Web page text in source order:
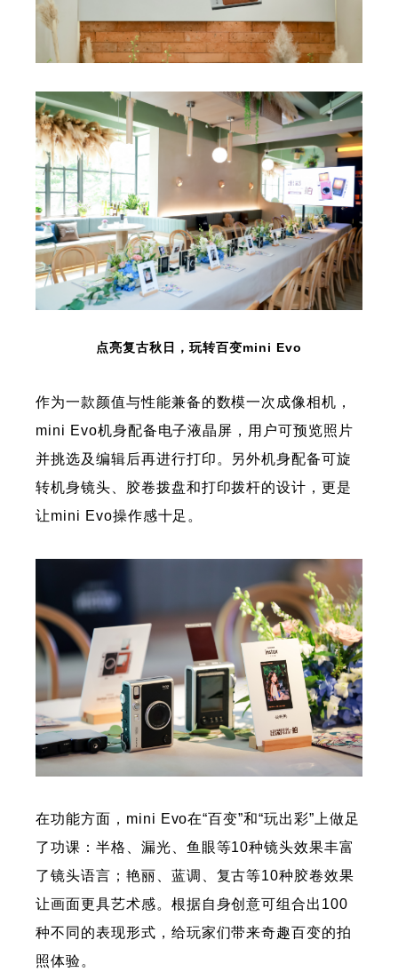
点亮复古秋日，玩转百变mini Evo
作为一款颜值与性能兼备的数模一次成像相机，
mini Evo机身配备电子液晶屏，用户可预览照片
并挑选及编辑后再进行打印。另外机身配备可旋
转机身镜头、胶卷拨盘和打印拨杆的设计，更是
让mini Evo操作感十足。
在功能方面，mini Evo在“百变”和“玩出彩”上做足
了功课：半格、漏光、鱼眼等10种镜头效果丰富
了镜头语言；艳丽、蓝调、复古等10种胶卷效果
让画面更具艺术感。根据自身创意可组合出100
种不同的表现形式，给玩家们带来奇趣百变的拍
照体验。